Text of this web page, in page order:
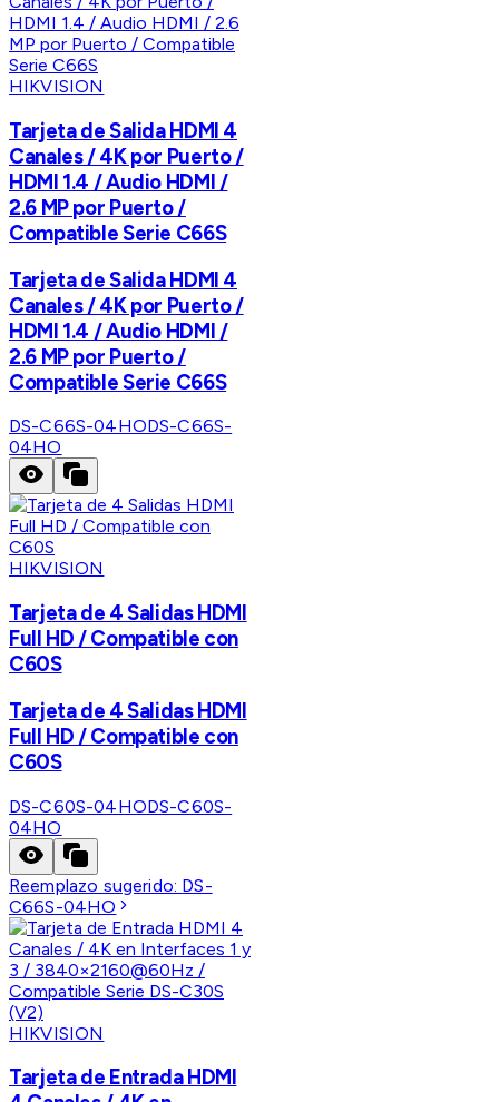
HIKVISION
Tarjeta de Salida HDMI 4
Canales / 4K por Puerto /
HDMI 1.4 / Audio HDMI /
2.6 MP por Puerto /
Compatible Serie C66S
Tarjeta de Salida HDMI 4
Canales / 4K por Puerto /
HDMI 1.4 / Audio HDMI /
2.6 MP por Puerto /
Compatible Serie C66S
DS-C66S-04HODS-C66S-
04HO
HIKVISION
Tarjeta de 4 Salidas HDMI
Full HD / Compatible con
C60S
Tarjeta de 4 Salidas HDMI
Full HD / Compatible con
C60S
DS-C60S-04HODS-C60S-
04HO
Reemplazo sugerido: DS-
C66S-04HO
HIKVISION
Tarjeta de Entrada HDMI